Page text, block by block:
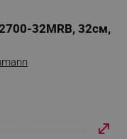
32MRB, 32см,